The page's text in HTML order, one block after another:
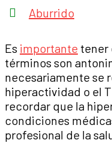
Aburrido
Es importante tener
términos son
necesariamente se
hiperactividad o el
recordar que la
condiciones
profesional de la